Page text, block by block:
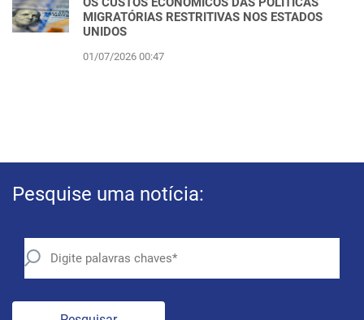
MIGRATÓRIAS RESTRITIVAS NOS ESTADOS
UNIDOS
01/07/2026 00:47
Pesquise uma notícia: